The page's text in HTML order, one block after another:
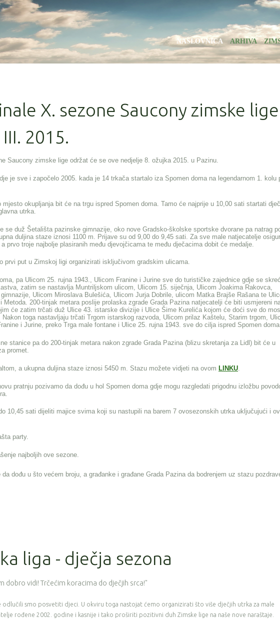
NASLOVNICA ARHIVA
X. sezone Saucony zimske
2015.
Saucony zimske lige održat će se ove nedjelje 8. ožujka 2015. u Pazinu.
je sve i započelo 2005. kada je 14 trkača startalo iza Spomen doma na legendarnom 1. kolu
mjesto okupljanja bit će na trgu ispred Spomen doma. Tamo će najprije u 10,00 sati startati
utrka.
se duž Šetališta pazinske gimnazije, oko nove Gradsko-školske sportske dvorane pa natrag
duljina staze iznosi 1100 m. Prijave su od 9,00 do 9,45 sati. Za sve male natjecatelje
prvo troje najbolje plasiranih među djevojčicama te među dječacima dobit će medalje.
prvi put u Zimskoj ligi organizirati isključivom gradskim ulicama.
pa Ulicom 25. rujna 1943., Ulicom Franine i Jurine sve do turističke zajednice gdje se
zatim se nastavlja Muntriljskom ulicom, Ulicom 15. siječnja, Ulicom Joakima Rakovca,
Ulicom Miroslava Bulešića, Ulicom Jurja Dobrile, ulicom Matka Brajše Rašana te
Metoda. 200-tinjak metara poslije prolaska zgrade Grada Pazina natjecatelji će biti usmjereni
će zatim trčati duž Ulice 43. istarske divizije i Ulice Šime Kurelića kojom će doći sve do
Nakon toga nastavljaju trčati Trgom istarskog razvoda, Ulicom prilaz Kaštelu, Starim trgom,
i Jurine, preko Trga male fontane i Ulice 25. rujna 1943. sve do cilja ispred Spomen
stanice pa do 200-tinjak metara nakon zgrade Grada Pazina (blizu skretanja za Lidl) bit će u
promet.
a ukupna duljina staze iznosi 5450 m. Stazu možete vidjeti na ovom LINKU
pratnju pozivamo da dođu u hol Spomen doma gdje mogu razgledati prigodnu izložbu
10,45 sati dijeliti majice svima koji su nastupili na barem 7 ovosezonskih utrka uključujući i
party.
najboljih ove sezone.
dođu u što većem broju, a građanke i građane Grada Pazina da bodrenjem uz stazu
liga - dječja sezona
dobro vidi! Trčećim koracima do dječjih srca!"
odlučili smo posvetiti djeci. U okviru toga nastojat ćemo organizirati što više dječjih utrka za male
rođene 2002. godine i kasnije i tako proširiti pozitivni duh Zimske lige na naše nove naraštaje.